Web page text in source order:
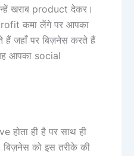
खराब product देकर।
कमा लेंगे पर आपका
हैं जहाँ पर बिज़नेस करते हैं
आपका social
ही है पर साथ ही
को इस तरीके की